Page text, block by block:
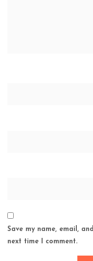
Save my name, email,
next time I comment.